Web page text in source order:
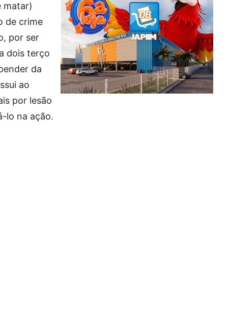
matar)
de crime
por ser
dois terço
da
ao
por lesão
lo na ação.